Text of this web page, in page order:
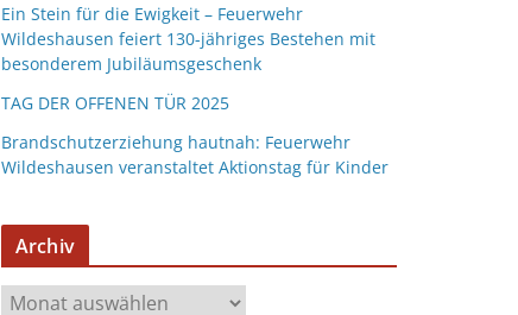
Ein Stein für die Ewigkeit – Feuerwehr
Wildeshausen feiert 130-jähriges Bestehen mit
besonderem Jubiläumsgeschenk
TAG DER OFFENEN TÜR 2025
Brandschutzerziehung hautnah: Feuerwehr
Wildeshausen veranstaltet Aktionstag für Kinder
Archiv